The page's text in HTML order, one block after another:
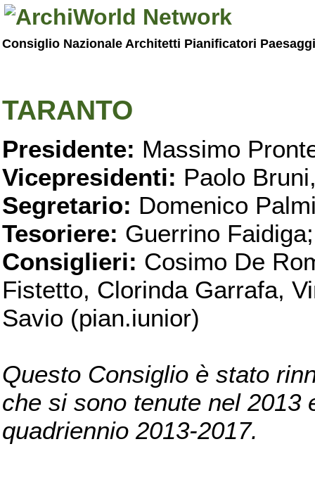
Consiglio Nazionale Architetti Pianificatori
TARANTO
Presidente: Massimo
Vicepresidenti: Paolo
Segretario: Domenico
Tesoriere: Guerrino Faidiga;
Consiglieri: Cosimo De
Fistetto, Clorinda Garrafa,
Savio (pian.iunior)
Questo Consiglio è stato
che si sono tenute nel 2013
quadriennio 2013-2017.